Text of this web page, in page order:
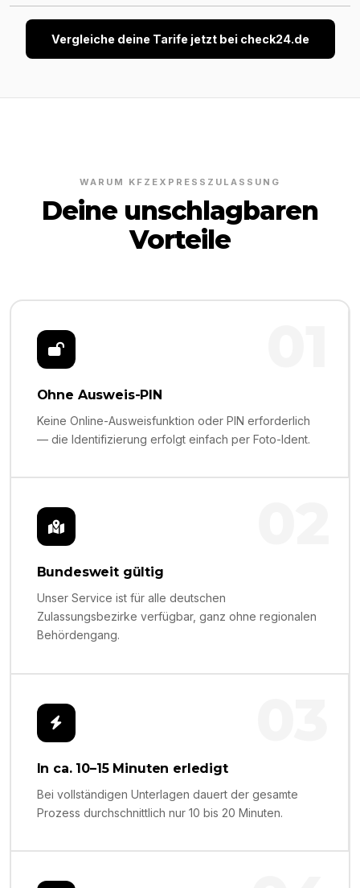
Vergleiche deine Tarife jetzt bei check24.de
WARUM KFZEXPRESSZULASSUNG
Deine unschlagbaren
Vorteile
Ohne Ausweis-PIN
Keine Online-Ausweisfunktion oder PIN erforderlich
— die Identifizierung erfolgt einfach per Foto-Ident.
Bundesweit gültig
Unser Service ist für alle deutschen
Zulassungsbezirke verfügbar, ganz ohne regionalen
Behördengang.
In ca. 10–15 Minuten erledigt
Bei vollständigen Unterlagen dauert der gesamte
Prozess durchschnittlich nur 10 bis 20 Minuten.